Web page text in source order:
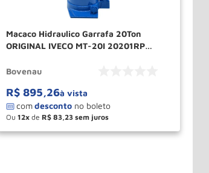
Macaco Hidraulico Garrafa 20Ton
ORIGINAL IVECO MT-20I 20201RP
Bovenau
R$ 895,26à vista
Ou 12 de R$ 83, 23
＋
－ COMPRAR